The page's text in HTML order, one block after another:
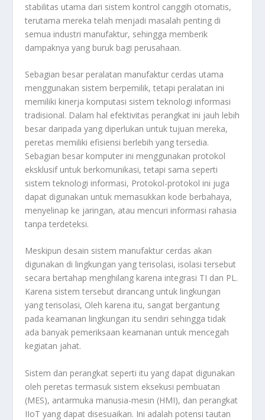
stabilitas utama dari sistem kontrol canggih otomatis,
terutama mereka telah menjadi masalah penting di
semua industri manufaktur, sehingga memberik
dampaknya yang buruk bagi perusahaan.
Sebagian besar peralatan manufaktur cerdas utama
menggunakan sistem berpemilik, tetapi peralatan ini
memiliki kinerja komputasi sistem teknologi informasi
tradisional. Dalam hal efektivitas perangkat ini jauh lebih
besar daripada yang diperlukan untuk tujuan mereka,
peretas memiliki efisiensi berlebih yang tersedia.
Sebagian besar komputer ini menggunakan protokol
eksklusif untuk berkomunikasi, tetapi sama seperti
sistem teknologi informasi, Protokol-protokol ini juga
dapat digunakan untuk memasukkan kode berbahaya,
menyelinap ke jaringan, atau mencuri informasi rahasia
tanpa terdeteksi.
Meskipun desain sistem manufaktur cerdas akan
digunakan di lingkungan yang terisolasi, isolasi tersebut
secara bertahap menghilang karena integrasi TI dan PL.
Karena sistem tersebut dirancang untuk lingkungan
yang terisolasi, Oleh karena itu, sangat bergantung
pada keamanan lingkungan itu sendiri sehingga tidak
ada banyak pemeriksaan keamanan untuk mencegah
kegiatan jahat.
Sistem dan perangkat seperti itu yang dapat digunakan
oleh peretas termasuk sistem eksekusi pembuatan
(MES), antarmuka manusia-mesin (HMI), dan perangkat
IIoT yang dapat disesuaikan. Ini adalah potensi tautan